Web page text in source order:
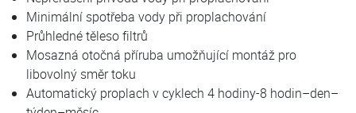
Minimální spotřeba vody při proplachování
Průhledné těleso filtrů
Mosazná otočná příruba umožňující montáž pro
libovolný směr toku
Automatický proplach v cyklech 4 hodiny-8 hodin–den–